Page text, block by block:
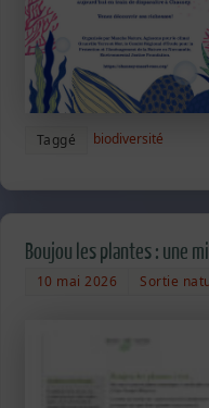
Taggé biodiversité
Boujou les plantes : une
10 mai 2026 Sortie